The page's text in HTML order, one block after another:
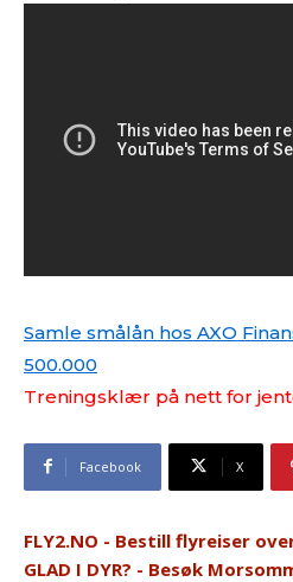
Samle smålån hos AXO
500.000
Treningsklær på nett for
Facebook X
FLY2.NO - Bestill flyreiser
GLAD I DYR? - Besøk